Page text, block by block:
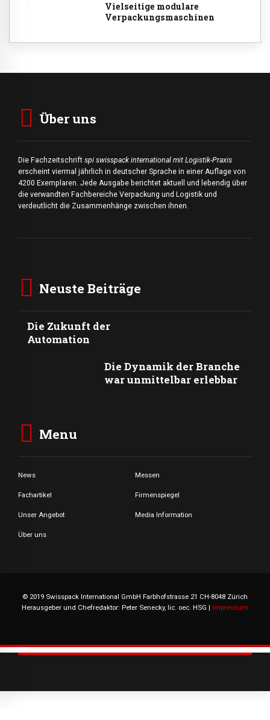
Vielseitige modulare
Verpackungsmaschinen
Über uns
Die Fachzeitschrift spi swisspack international mit Logistik-Praxis
erscheint viermal jährlich in deutscher Sprache in einer Auflage von
4200 Exemplaren. Jede Ausgabe berichtet aktuell und lebendig über
die verwandten Fachbereiche Verpackung und Logistik und
verdeutlicht die Zusammenhänge zwischen ihnen.
Neuste Beiträge
Die Zukunft der
Automation
Die Dynamik der Branche
war unmittelbar erlebbar
Menu
News Messen
Fachartikel Firmenspiegel
Unser Angebot Media Information
Über uns
© 2019 Swisspack International GmbH Farbhofstrasse 21 CH-8048 Zürich
Herausgeber und Chefredaktor: Peter Senecky, lic. oec. HSG | Impressum